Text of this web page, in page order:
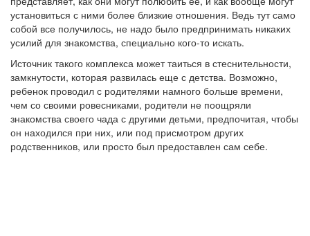
установиться с ними более близкие отношения. Ведь тут само
собой все получилось, не надо было предпринимать никаких
усилий для знакомства, специально кого-то искать.
Источник такого комплекса может таиться в стеснительности,
замкнутости, которая развилась еще с детства. Возможно,
ребенок проводил с родителями намного больше времени,
чем со своими ровесниками, родители не поощряли
знакомства своего чада с другими детьми, предпочитая, чтобы
он находился при них, или под присмотром других
родственников, или просто был предоставлен сам себе.